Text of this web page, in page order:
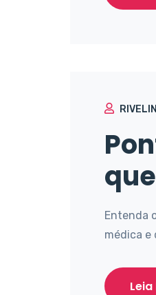
Entenda
médica e
Leia